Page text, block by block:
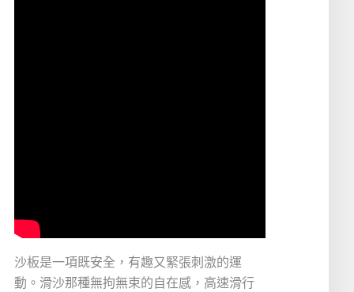
沙板是一項既安全，有趣又緊張刺激的運
動。滑沙那種無拘無束的自在感，高速滑行